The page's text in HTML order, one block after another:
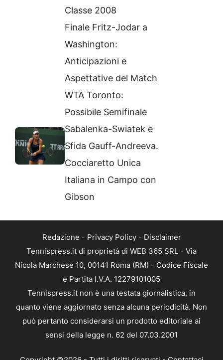
Classe 2008
Finale Fritz-Jodar a
Washington:
Anticipazioni e
Aspettative del Match
WTA Toronto:
Possibile Semifinale
Sabalenka-Swiatek e
Sfida Gauff-Andreeva.
Cocciaretto Unica
Italiana in Campo con
Gibson
Redazione - Privacy Policy- Disclaimer
Tennispress.it di proprietà di WEB 365 SRL - Via
Nicola Marchese 10, 00141 Roma (RM) - Codice Fiscale
e Partita I.V.A. 12279101005
Tennispress.it non è una testata giornalistica, in
quanto viene aggiornato senza alcuna periodicità. Non
può pertanto considerarsi un prodotto editoriale ai
sensi della legge n. 62 del 07.03.2001